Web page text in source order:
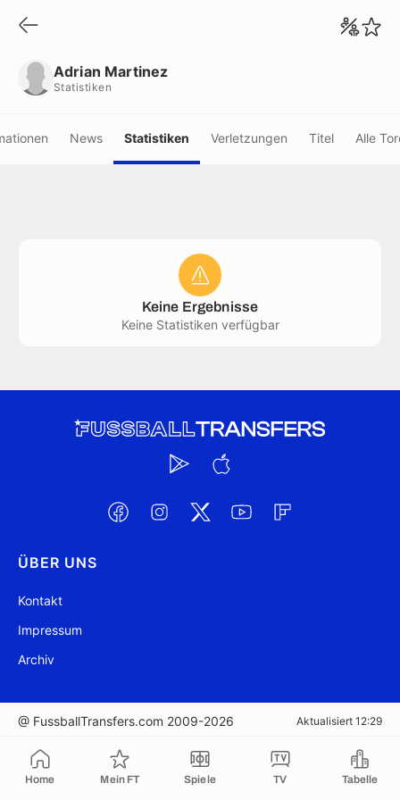
Home Mein FT Spiele TV Tabelle
Adrian Martinez
Statistiken
News Statistiken Verletzungen Titel Alle
Keine Ergebnisse
Keine Statistiken verfügbar
ÜBER UNS
Kontakt
Impressum
Archiv
@ FussballTransfers.com 2009-2026 Aktualisiert 12:29
In die Zwischenablage kopiert